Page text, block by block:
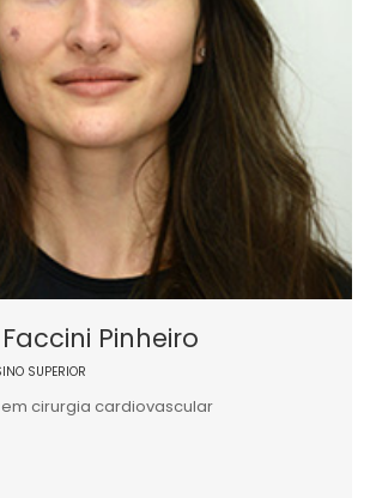
Pinheiro
SUPERIOR
cirurgia cardiovascular